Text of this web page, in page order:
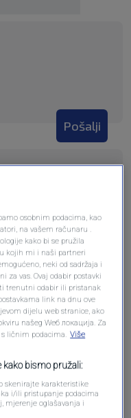
Pošalji
Pre 3 meseci
ukinuti
I svi se drzite
32 godine
Odgovori
osobnim podacima, kao
na vašem računaru .
kako bi se pružila
kojih mi i naši partneri
neki od sadržaja i
za vas. Ovaj odabir postavki
trenutni odabir ili pristanak
link na dnu ove
dijelu web stranice, ako
našeg Wеб локација. Za
ličnim podacima. Više
kako bismo pružali:
skenirajte karakteristike
i/ili pristupanje podacima
mjerenje oglašavanja i